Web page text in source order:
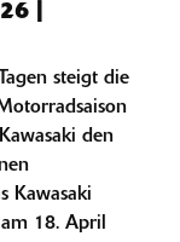
|
steigt die
den
Kawasaki
18. April